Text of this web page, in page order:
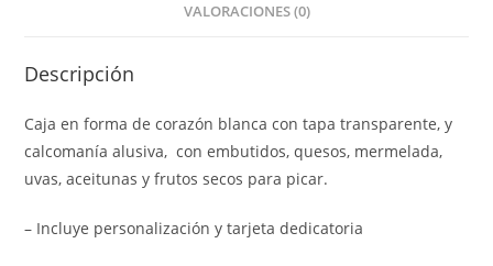
VALORACIONES (0)
Descripción
Caja en forma de corazón blanca con tapa transparente, y
calcomanía alusiva, con embutidos, quesos, mermelada,
uvas, aceitunas y frutos secos para picar.
– Incluye personalización y tarjeta dedicatoria